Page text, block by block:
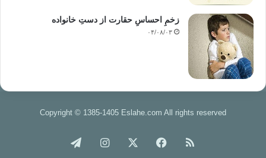
زخمِ احساسِ حقارت از دستِ خانواده
۰۴/۰۸/۰۳
Copyright © 1385-1405 Eslahe.com All rights reserved
خوراک فیس اینستاگرام